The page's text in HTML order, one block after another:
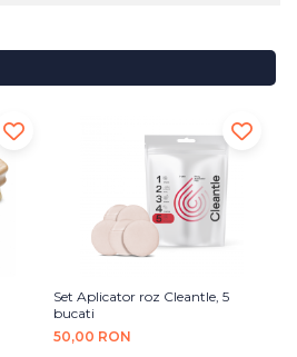
Set Aplicator roz Cleantle, 5
bucati
50,00 RON